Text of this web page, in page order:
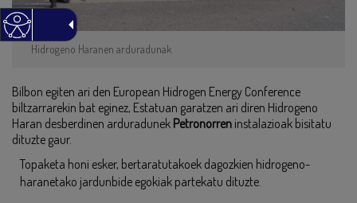
Hidrogeno Haranen arduradunak
Bilbon egiten ari den European Hidrogen Energy Conference
biltzarrarekin bat eginez, Estatuan garatzen ari diren Hidrogeno
Haran desberdinen arduradunek Petronorren instalazioak bisitatu
dituzte gaur.
Topaketa honi esker, bertaratutakoek dagozkien hidrogeno-
haranetako jardunbide egokiak partekatu dituzte.